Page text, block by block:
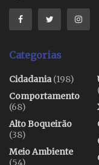
Categorias
Cidadania(198)
Comportamento
(68)
Alto Boqueirão
(38)
Meio Ambiente
(54)